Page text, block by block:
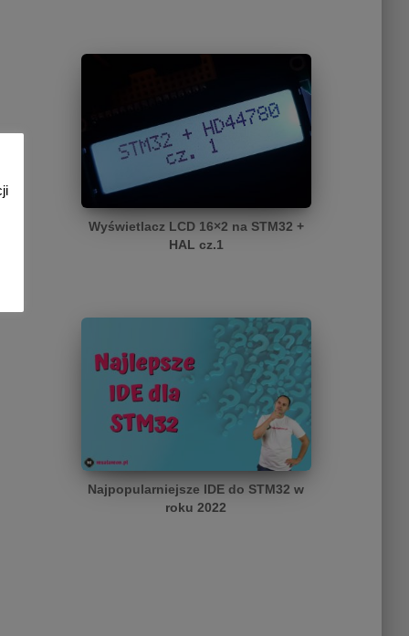
Wyświetlacz LCD 16×2 na STM32 +
HAL cz.1
Najpopularniejsze IDE do STM32 w
roku 2022